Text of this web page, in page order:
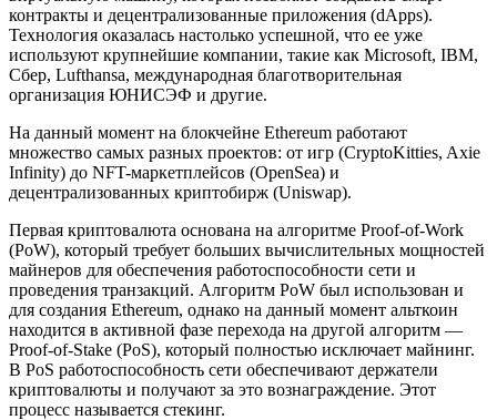
контракты и децентрализованные приложения (dApps).
Технология оказалась настолько успешной, что ее уже
используют крупнейшие компании, такие как Microsoft, IBM,
Сбер, Lufthansa, международная благотворительная
организация ЮНИСЭФ и другие.
На данный момент на блокчейне Ethereum работают
множество самых разных проектов: от игр (CryptoKitties, Axie
Infinity) до NFT-маркетплейсов (OpenSea) и
децентрализованных криптобирж (Uniswap).
Первая криптовалюта основана на алгоритме Proof-of-Work
(PoW), который требует больших вычислительных мощностей
майнеров для обеспечения работоспособности сети и
проведения транзакций. Алгоритм PoW был использован и
для создания Ethereum, однако на данный момент альткоин
находится в активной фазе перехода на другой алгоритм —
Proof-of-Stake (PoS), который полностью исключает майнинг.
В PoS работоспособность сети обеспечивают держатели
криптовалюты и получают за это вознаграждение. Этот
процесс называется стекинг.